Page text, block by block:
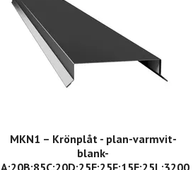
MKN1 – Krönplåt - plan-varmvit-
blank-